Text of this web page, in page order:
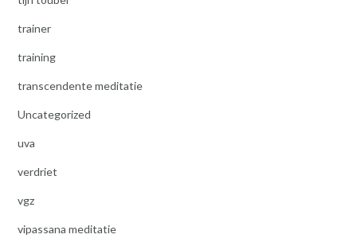
trainer
training
transcendente meditatie
Uncategorized
uva
verdriet
vgz
vipassana meditatie